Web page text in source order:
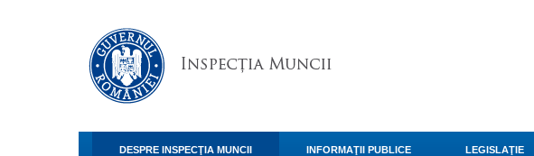
DESPRE INSPECŢIA MUNCII INFORMAŢII PUBLICE LEGISLAŢIE